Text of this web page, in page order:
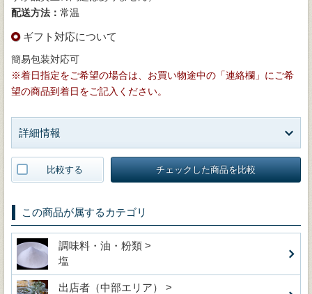
配送方法： 常温
ギフト対応について
簡易包装対応可
※着日指定をご希望の場合は、お買い物途中の「連絡欄」にご希
望の商品到着日をご記入ください。
詳細情報
比較する チェックした商品を比較
この商品が属するカテゴリ
調味料・油・粉類 >
塩
出店者（中部エリア） >